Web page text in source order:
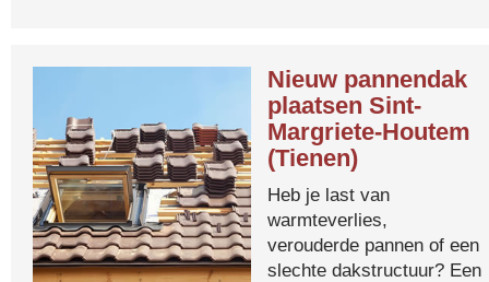
Nieuw pannendak
plaatsen Sint-
Margriete-Houtem
(Tienen)
Heb je last van
warmteverlies,
verouderde pannen of een
slechte dakstructuur? Een